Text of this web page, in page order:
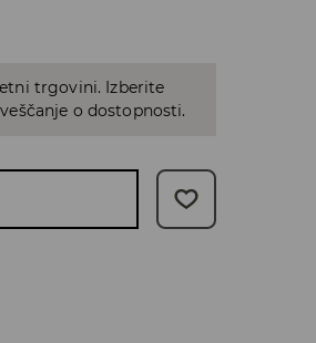
trgovini. Izberite
o dostopnosti.